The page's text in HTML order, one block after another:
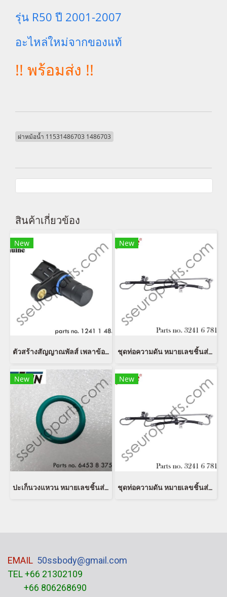
รุ่น R50 ปี 2001-2007
อะไหล่ใหม่จากของแท้
!! พร้อมส่ง !!
ฝาหม้อน้ำ 11531486703 1486703
สินค้าเกี่ยวข้อง
New
ตัวสร้างสัญญาณพัลส์ เพลาข้อเหวี่ยง หมายเลขชิ้นส่วน: 12411485844 1485844 1241 1 485 844 MINI
New
ชุดท่อความดัน หมายเลขชิ้นส่วน: 32416781786 6781786 3241761858 6761858 32416754496 6754496 Bapmic BF0318390002
New
ปะเก็นวงแหวน หมายเลขชิ้นส่วน: 64538375742 8375742 64530141213 0141213 54530152467 0152467 EUSTEIN
New
ชุดท่อความดัน หมายเลขชิ้นส่วน: 32416781786 6781786 32416761858 6761858 32416754496 6754496 Bapmic BF0318390002
EMAIL 50ssbody@gmail.com
TEL +66 21302109
+66 806268690